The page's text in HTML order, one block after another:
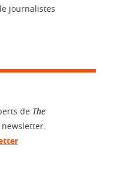
journalistes
de The
newsletter.